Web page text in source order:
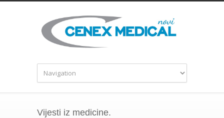
Vijesti iz medicine.